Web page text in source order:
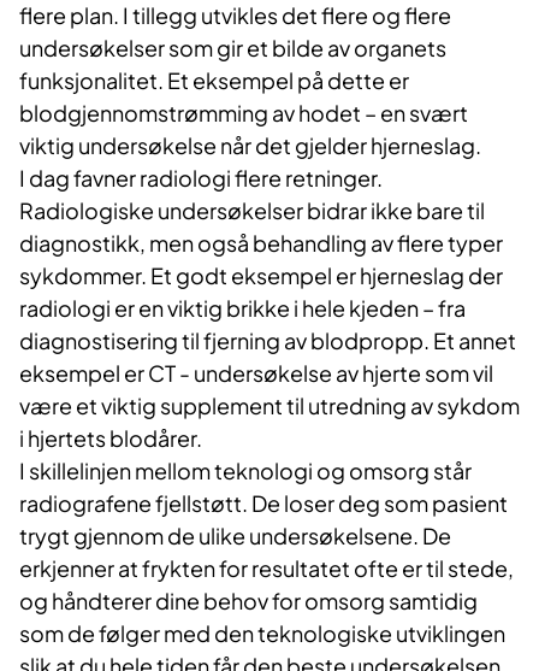
flere plan. I tillegg utvikles det flere og flere
undersøkelser som gir et bilde av organets
funksjonalitet. Et eksempel på dette er
blodgjennomstrømming av hodet – en svært
viktig undersøkelse når det gjelder hjerneslag.
I dag favner radiologi flere retninger.
Radiologiske undersøkelser bidrar ikke bare til
diagnostikk, men også behandling av flere typer
sykdommer. Et godt eksempel er hjerneslag der
radiologi er en viktig brikke i hele kjeden – fra
diagnostisering til fjerning av blodpropp. Et annet
eksempel er CT - undersøkelse av hjerte som vil
være et viktig supplement til utredning av sykdom
i hjertets blodårer.
I skillelinjen mellom teknologi og omsorg står
radiografene fjellstøtt. De loser deg som pasient
trygt gjennom de ulike undersøkelsene. De
erkjenner at frykten for resultatet ofte er til stede,
og håndterer dine behov for omsorg samtidig
som de følger med den teknologiske utviklingen